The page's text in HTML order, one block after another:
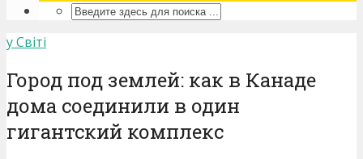
у Світі
Город под землей: как в Канаде
дома соединили в один
гигантский комплекс